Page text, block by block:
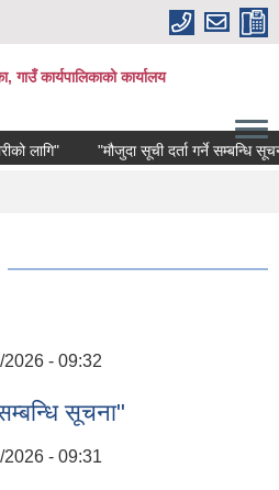
गाउँ कार्यपालिकाको कार्यालय
लागि" "मौजुदा सूची दर्ता गर्ने सम्बन्धि सूचना"
2026 - 09:32
सूचना"
2026 - 09:31